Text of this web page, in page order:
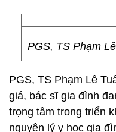
PGS, TS Phạm
PGS, TS Phạm Lê
giá, bác sĩ gia đình
trọng tâm trong triển
nguyên lý y học gia